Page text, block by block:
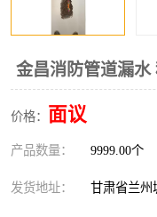
金昌消防管道漏水
价格： 面议
产品数量： 9999.00个
发货地址： 甘肃省兰州